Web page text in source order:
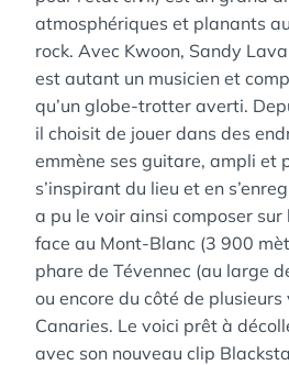
atmosphériques et planants
rock. Avec Kwoon, Sandy
est autant un musicien et
qu’un globe-trotter averti.
il choisit de jouer dans des
emmène ses guitare, ampli et
s’inspirant du lieu et en
a pu le voir ainsi composer sur
face au Mont-Blanc (3 900
phare de Tévennec (au large
ou encore du côté de plusieurs
Canaries. Le voici prêt à
avec son nouveau clip